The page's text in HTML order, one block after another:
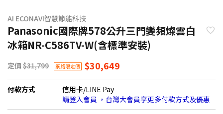
AI ECONAVI智慧節能科技
Panasonic國際牌578公升三門變頻燦雲白
冰箱NR-C586TV-W(含標準安裝)
定價 $31,799 網路限定價 $30,649
付款方式
信用卡/LINE Pay
請登入會員 ，台灣大會員享更多付款方式及優惠